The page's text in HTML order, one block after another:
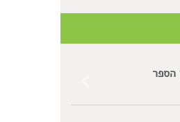
הספר